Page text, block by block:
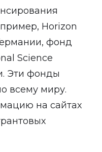
Horizon
фонд
Science
Эти фонды
всему миру.
на сайтах